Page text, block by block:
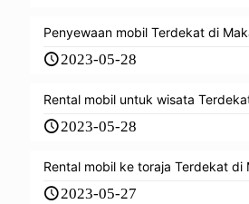
Penyewaan mobil Terdekat di
2023-05-28
Rental mobil untuk wisata
2023-05-28
Rental mobil ke toraja Terdekat di
2023-05-27